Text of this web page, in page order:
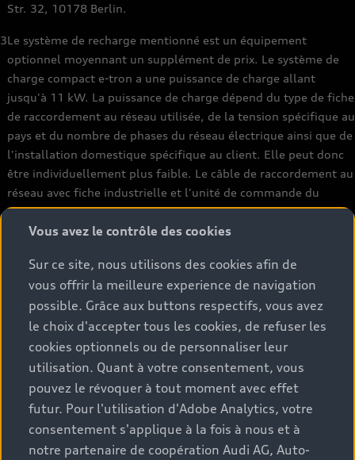
Str. 32, 10178 Berlin.
3Le système de recharge mentionné est un équipement
optionnel moyennant un supplément de prix. Le système de
charge compact e-tron a une puissance de charge allant
jusqu'à 11 kW. La puissance de charge dépend du type de fiche
de raccordement au réseau utilisée, de la tension spécifique au
pays et du nombre de phases du réseau électrique ainsi que de
l'installation domestique spécifique au client. Elle peut donc
être individuellement plus faible. Le câble de raccordement au
réseau avec fiche industrielle et l'unité de commande du
système de recharge sont adaptés l'un à l'autre. Un
changement ultérieur du câble de raccordement au réseau
charge disponible de l'ensemble du système.
Les valeurs de consommation et d'émission indiquées ont été
déterminées selon les méthodes de mesure prescrites par la
loi. Le 1er janvier 2021, la procédure d'essai WLTP (Worldwide
Harmonized Light Vehicles Test Procedure) a complètement
remplacé le cycle d'essai NEDC, de sorte que pour les véhicules
homologués après cette date, seules les valeurs WLTP sont
disponibles.
Les données ne se rapportent pas à un véhicule particulier et
Vous avez le contrôle des cookies
Sur ce site, nous utilisons des cookies afin de
vous offrir la meilleure experience de navigation
possible. Grâce aux buttons respectifs, vous avez
le choix d'accepter tous les cookies, de refuser les
cookies optionnels ou de personnaliser leur
utilisation. Quant à votre consentement, vous
pouvez le révoquer à tout moment avec effet
futur. Pour l'utilisation d'Adobe Analytics, votre
consentement s'applique à la fois à nous et à
notre partenaire de coopération Audi AG, Auto-